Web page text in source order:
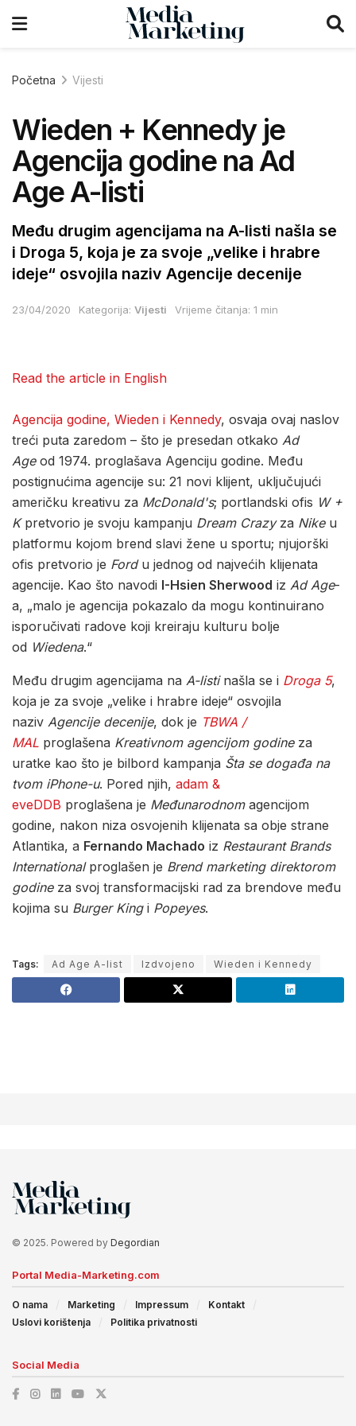
Početna Vijesti
Wieden + Kennedy je
Agencija godine na Ad
Age A-listi
Među drugim agencijama na A-listi našla se
i Droga 5, koja je za svoje „velike i hrabre
ideje“ osvojila naziv Agencije decenije
23/04/2020 Kategorija: Vijesti Vrijeme čitanja: 1 min
Read the article in English
Agencija godine, Wieden i Kennedy, osvaja ovaj naslov
treći puta zaredom – što je presedan otkako Ad
Age od 1974. proglašava Agenciju godine. Među
postignućima agencije su: 21 novi klijent, uključujući
američku kreativu za McDonald's; portlandski ofis W +
Kpretvorio je svoju kampanju Dream Crazyza Nikeu
platformu kojom brend slavi žene u sportu; njujorški
ofis pretvorio je Fordu jednog od najvećih klijenata
agencije. Kao što navodi I-Hsien Sherwood iz Ad Age-
a, „malo je agencija pokazalo da mogu kontinuirano
isporučivati radove koji kreiraju kulturu bolje
od Wiedena.“
Među drugim agencijama na A-listinašla se i Droga 5,
koja je za svoje „velike i hrabre ideje“ osvojila
naziv Agencije decenije, dok je TBWA /
MAL proglašena Kreativnom agencijom godine za
uratke kao što je bilbord kampanja Šta se događa na
tvom iPhone-u. Pored njih, adam &
eveDDB proglašena je Međunarodnomagencijom
godine, nakon niza osvojenih klijenata sa obje strane
Atlantika, a Fernando Machado iz Restaurant Brands
Internationalproglašen je Brend marketing direktorom
godineza svoj transformacijski rad za brendove među
kojima su Burger Kingi Popeyes.
Tags: Ad Age A-list Izdvojeno Wieden i Kennedy
© 2025. Powered by Degordian
Portal Media-Marketing.com
O nama Marketing Impressum
Kontakt
Uslovi korištenja
Politika privatnosti
Social Media